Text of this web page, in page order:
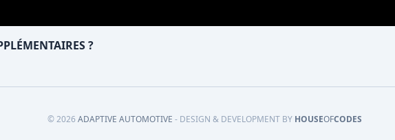
?
© 2026 ADAPTIVE AUTOMOTIVE - DESIGN & DEVELOPMENT BY HOUSEOFCODES